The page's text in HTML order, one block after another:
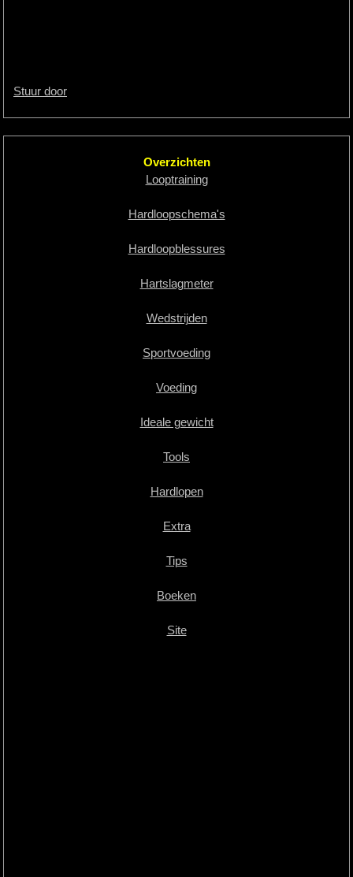
Stuur door
Overzichten
Looptraining
Hardloopschema's
Hardloopblessures
Hartslagmeter
Wedstrijden
Sportvoeding
Voeding
Ideale gewicht
Tools
Hardlopen
Extra
Tips
Boeken
Site